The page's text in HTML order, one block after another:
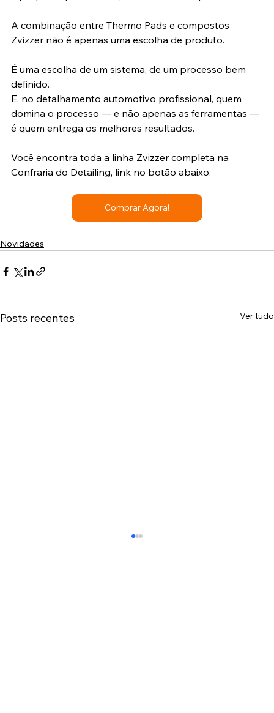
A combinação entre Thermo Pads e compostos
Zvizzer não é apenas uma escolha de produto.
É uma escolha de um sistema, de um processo bem
definido.
E, no detalhamento automotivo profissional, quem
domina o processo — e não apenas as ferramentas —
é quem entrega os melhores resultados.
Você encontra toda a linha Zvizzer completa na
Confraria do Detailing, link no botão abaixo.
Comprar Agora!
Novidades
Posts recentes Ver tudo